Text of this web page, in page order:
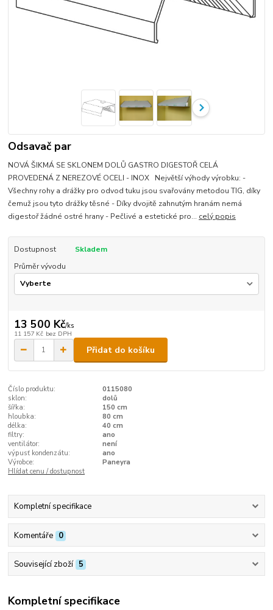
Odsavač par
NOVÁ ŠIKMÁ SE SKLONEM DOLŮ GASTRO DIGESTOŘ CELÁ
PROVEDENÁ Z NEREZOVÉ OCELI - INOX Největší výhody výrobku: -
Všechny rohy a drážky pro odvod tuku jsou svařovány metodou TIG, díky
čemuž jsou tyto drážky těsné - Díky dvojitě zahnutým hranám nemá
digestoř žádné ostré hrany - Pečlivé a estetické pro... celý popis
Dostupnost
Skladem
Průměr vývodu
13 500 Kč/ks
11 157 Kč bez DPH
Přidat do košíku
Číslo produktu:
0115080
sklon:
dolů
šířka:
150 cm
hloubka:
80 cm
délka:
40 cm
filtry:
ano
ventilátor:
není
výpusť kondenzátu:
ano
Výrobce:
Paneyra
Hlídat cenu / dostupnost
Kompletní specifikace
Komentáře 0
Související zboží 5
Kompletní specifikace